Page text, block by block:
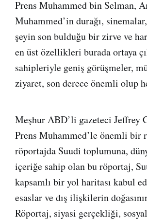
Prens Muhammed bin Selman,
Muhammed’in durağı,
şeyin son bulduğu bir zirve ve
en üst özellikleri burada ortaya
sahipleriyle geniş görüşmeler,
ziyaret, son derece önemli olup
Meşhur ABD’li gazeteci
Prens Muhammed’le önemli
röportajda Suudi toplumuna,
içeriğe sahip olan bu röportaj,
kapsamlı bir yol haritası kabul
esaslar ve dış ilişkilerin
Röportaj, siyasi gerçekliği,